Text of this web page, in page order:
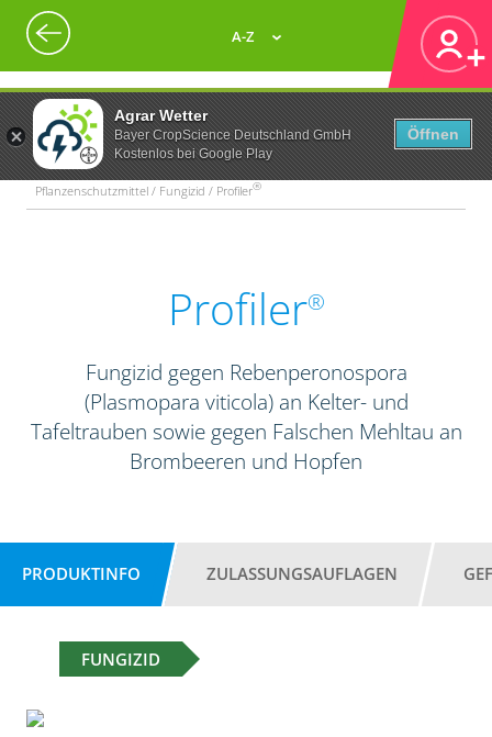
Agrar Wetter
Bayer CropScience Deutschland GmbH
Kostenlos bei Google Play
Öffnen
A-Z
Pflanzenschutzmittel / Fungizid / Profiler®
Profiler®
Fungizid gegen Rebenperonospora
(Plasmopara viticola) an Kelter- und
Tafeltrauben sowie gegen Falschen Mehltau an
Brombeeren und Hopfen
PRODUKTINFO ZULASSUNGSAUFLAGEN
FUNGIZID